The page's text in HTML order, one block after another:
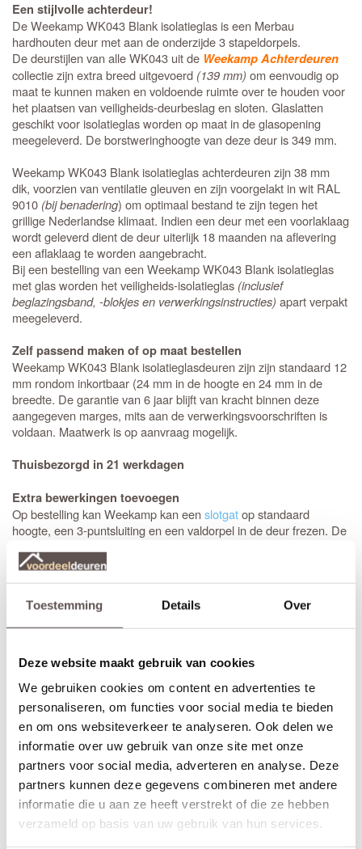
Toestemming Details Over
Deze website maakt gebruik van cookies
We gebruiken cookies om content en advertenties te
personaliseren, om functies voor social media te bieden
en om ons websiteverkeer te analyseren. Ook delen we
informatie over uw gebruik van onze site met onze
partners voor social media, adverteren en analyse. Deze
partners kunnen deze gegevens combineren met andere
informatie die u aan ze heeft verstrekt of die ze hebben
verzameld op basis van uw gebruik van hun services.
Een stijlvolle achterdeur!
De Weekamp WK043 Blank isolatieglas is een Merbau
hardhouten deur met aan de onderzijde 3 stapeldorpels.
De deurstijlen van alle WK043 uit de Weekamp Achterdeuren
collectie zijn extra breed uitgevoerd (139 mm) om eenvoudig op
maat te kunnen maken en voldoende ruimte over te houden voor
het plaatsen van veiligheids-deurbeslag en sloten. Glaslatten
geschikt voor isolatieglas worden op maat in de glasopening
meegeleverd. De borstweringhoogte van deze deur is 349 mm.
Weekamp WK043 Blank isolatieglas achterdeuren zijn 38 mm
dik, voorzien van ventilatie gleuven en zijn voorgelakt in wit RAL
9010 (bij benadering) om optimaal bestand te zijn tegen het
grillige Nederlandse klimaat. Indien een deur met een voorlaklaag
wordt geleverd dient de deur uiterlijk 18 maanden na aflevering
een aflaklaag te worden aangebracht.
Bij een bestelling van een Weekamp WK043 Blank isolatieglas
met glas worden het veiligheids-isolatieglas (inclusief
beglazingsband, -blokjes en verwerkingsinstructies) apart verpakt
meegeleverd.
Zelf passend maken of op maat bestellen
Weekamp WK043 Blank isolatieglasdeuren zijn zijn standaard 12
mm rondom inkortbaar (24 mm in de hoogte en 24 mm in de
breedte. De garantie van 6 jaar blijft van kracht binnen deze
aangegeven marges, mits aan de verwerkingsvoorschriften is
voldaan. Maatwerk is op aanvraag mogelijk.
Thuisbezorgd in 21 werkdagen
Extra bewerkingen toevoegen
Op bestelling kan Weekamp kan eenslotgatop standaard
hoogte, een 3-puntsluiting en een valdorpel in de deur frezen. De
standaard hoogte aangebracht. De
het overzicht.
Geschikt voor buitendeuren waarbij aan de buitenzijde van een
deurkruk. Sleutelbediende sloten worden meestal geplaatst op
eenvoordeur. De infrezing in de deur wordt beschermd met
grondverf en de 3-puntsluiting gemonteerd.
* Krukbediende 3-puntsluiting
Geschikt voor buitendeuren waarbij aan de buitenzijde en
binnenzijde eendeurkruk wordt gemonteerd. Krukbediende
sloten worden meestal geplaatst op eenachterdeurof
balkondeur. De infrezing in de deur wordt beschermd met